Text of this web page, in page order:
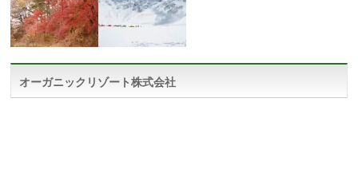
オーガニックリゾート株式会社